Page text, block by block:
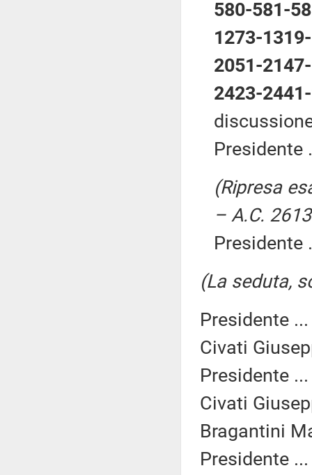
580-581-
1273-
2051-
2423-
Presidente
(Ripresa
– A.C.
Presidente
(La seduta,
Presidente
Civati
Presidente
Civati
Bragantini
Presidente